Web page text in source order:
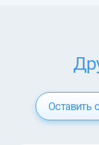
Оставить